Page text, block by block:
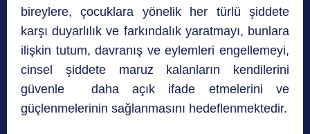
bireylere, çocuklara yönelik her türlü şiddete
karşı duyarlılık ve farkındalık yaratmayı, bunlara
ilişkin tutum, davranış ve eylemleri engellemeyi,
cinsel şiddete maruz kalanların kendilerini
güvenle daha açık ifade etmelerini ve
güçlenmelerinin sağlanmasını hedeflenmektedir.